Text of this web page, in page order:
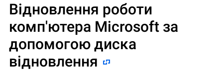
Відновлення роботи
комп'ютера Microsoft за
допомогою диска
відновлення